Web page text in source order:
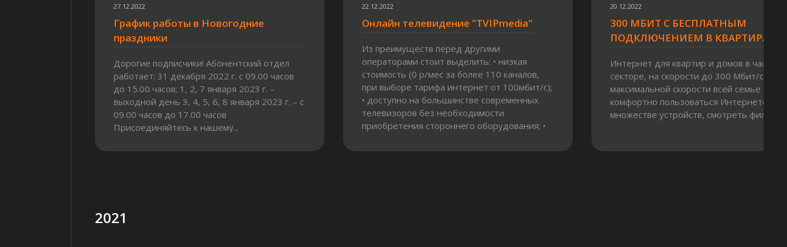
27.12.2022
График работы в Новогодние
праздники
Дорогие подписчики! Абонентский отдел
работает: 31 декабря 2022 г. с 09.00 часов
до 15.00 часов; 1, 2, 7 января 2023 г. –
выходной день 3, 4, 5, 6, 8 января 2023 г. – с
09.00 часов до 17.00 часов
Присоединяйтесь к нашему...
22.12.2022
Онлайн телевидение "TVIPmedia"
Из преимуществ перед другими
операторами стоит выделить: • низкая
стоимость (0 р/мес за более 110 каналов,
при выборе тарифа интернет от 100мбит/с);
• доступно на большинстве современных
телевизоров без необходимости
приобретения стороннего оборудования; •
20.12.2022
300 МБИТ С БЕСПЛАТНЫМ
ПОДКЛЮЧЕНИЕМ В КВАРТИРАХ
Интернет для квартир и домов в частном
секторе, на скорости до 300 Мбит/сек.
максимальной скорости всей семье
комфортно пользоваться Интернетом на
множестве устройств, смотреть фильмы
2021